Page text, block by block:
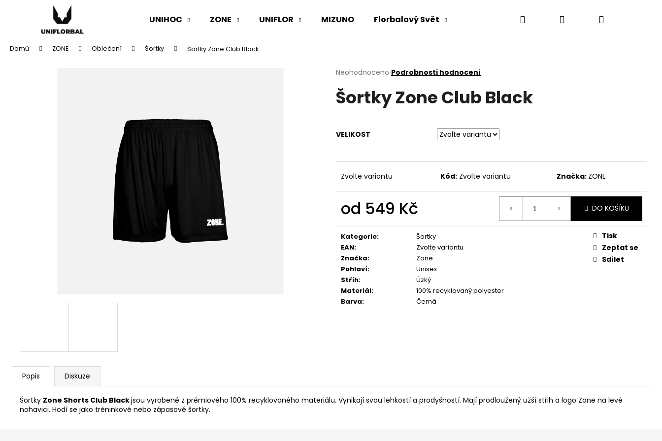
UNIHOC ZONE UNIFLOR MIZUNO Florbalový Svět Hledat PřihlášeníNákupní
Domů ZONE Oblečení Šortky Šortky Zone Club Black
Průměrné
produktu
je
hvězdiček.
Neohodnoceno Podrobnosti hodnocení
Šortky Zone Club Black
VELIKOST
Zvolte variantu Kód: Zvolte variantu Značka: ZONE
od 549 Kč
cena:
DO KOŠÍKU
Kategorie:
Šortky
EAN:
Zvolte variantu
Značka:
Zone
Pohlaví:
Unisex
Střih:
Úzký
Materiál:
100% recyklovaný polyester
Barva: Černá
Tisk
Zeptat se
Sdílet
Popis Diskuze
Šortky Zone Shorts Club Blackjsou vyrobené z prémiového 100% recyklovaného materiálu. Vynikají svou lehkostí a prodyšností. Mají prodloužený užší střih a logo Zone na levé
nohavici. Hodí se jako tréninkové nebo zápasové šortky.
obchodu
obchodu
Co potřebujete najít?
HLEDAT
Z